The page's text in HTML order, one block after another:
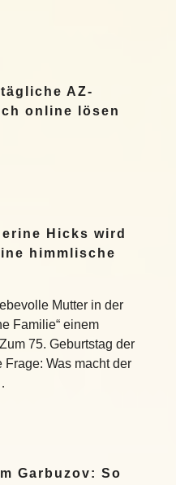
AZ-
online lösen
Hicks wird
himmlische
Mutter in der
Familie“ einem
75. Geburtstag der
Was macht der
Garbuzov: So